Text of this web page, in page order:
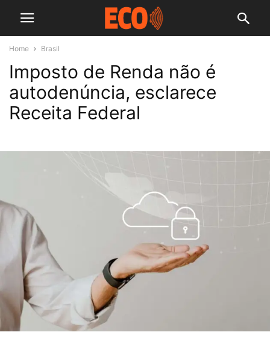
Home Brasil
Imposto de Renda não é
autodenúncia, esclarece
Receita Federal